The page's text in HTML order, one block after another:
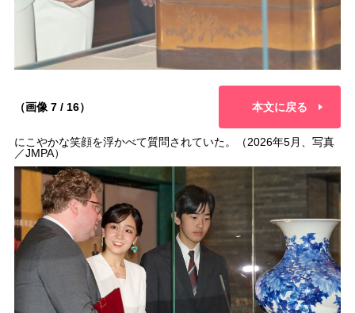
（画像 7 / 16） 本文に戻る
にこやかな笑顔を浮かべて質問されていた。（2026年5月、写真
／JMPA）